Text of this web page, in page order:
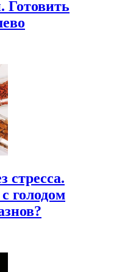
Готовить
стресса.
голодом